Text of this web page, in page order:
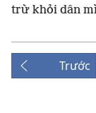
trừ khỏi dân
Trước